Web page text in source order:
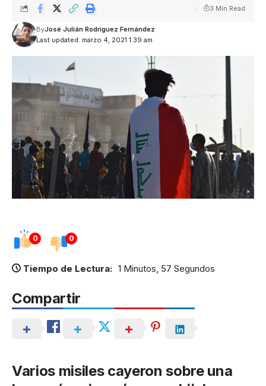
Last updated: marzo 4, 2021 1:39 am
ByJosé Julián Rodríguez Fernández
3 Min Read
0 0
Tiempo de Lectura: 1 Minutos, 57 Segundos
Compartir
Varios misiles cayeron sobre una